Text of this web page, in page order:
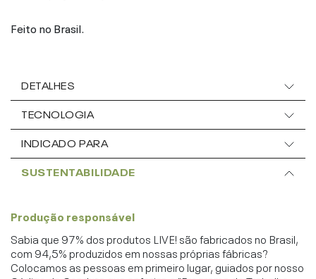
Feito no Brasil.
DETALHES
TECNOLOGIA
INDICADO PARA
SUSTENTABILIDADE
Produção responsável
Sabia que 97% dos produtos LIVE! são fabricados no Brasil,
com 94,5% produzidos em nossas próprias fábricas?
Colocamos as pessoas em primeiro lugar, guiados por nosso